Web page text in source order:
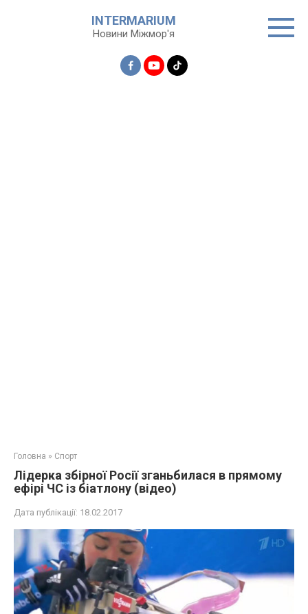
INTERMARIUM
Новини Міжмор'я
Головна » Спорт
Лідерка збірної Росії зганьбилася в прямому
ефірі ЧС із біатлону (відео)
Дата публікації: 18.02.2017